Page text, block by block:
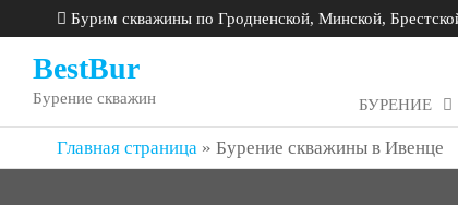
Бурим скважины по Гродненской, Минской,
BestBur
Бурение скважин БУРЕНИЕ
Главная страница » Бурение скважины в Ивенце